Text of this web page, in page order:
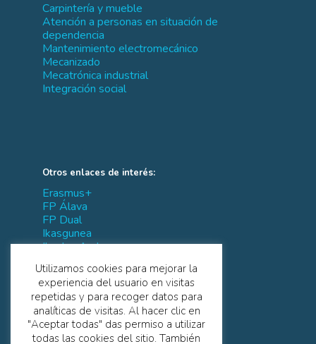
Carpintería y mueble
Atención a personas en situación de
dependencia
Mantenimiento electromecánico
Mecanizado
Mecatrónica industrial
Integración social
Otros enlaces de interés:
Erasmus+
FP Álava
FP Dual
Ikasgunea
Ikaslan Araba
Tknika
Utilizamos cookies para mejorar la
experiencia del usuario en visitas
repetidas y para recoger datos para
analíticas de visitas. Al hacer clic en
"Aceptar todas" das permiso a utilizar
todas las cookies del sitio. También